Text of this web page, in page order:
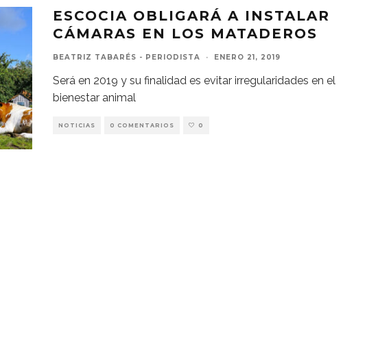
ESCOCIA OBLIGARÁ A INSTALAR
CÁMARAS EN LOS MATADEROS
BEATRIZ TABARÉS - PERIODISTA · ENERO 21, 2019
Será en 2019 y su finalidad es evitar irregularidades en el
bienestar animal
NOTICIAS 0 COMENTARIOS 0